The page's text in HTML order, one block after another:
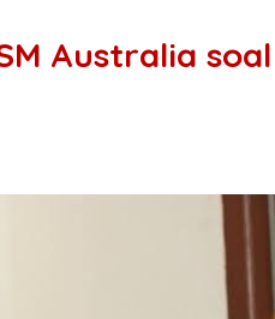
Australia soal